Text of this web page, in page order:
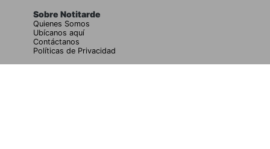
Sobre Notitarde
Quienes Somos
Ubícanos aquí
Contáctanos
Políticas de Privacidad